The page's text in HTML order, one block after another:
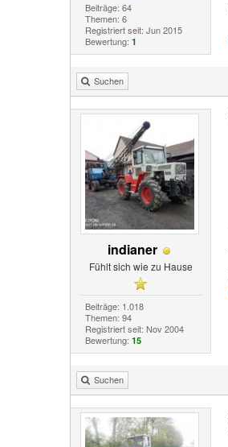
Beiträge: 64
Themen: 6
Registriert seit: Jun 2015
Bewertung: 1
Suchen
indianer
Fühlt sich wie zu Hause
Beiträge: 1.018
Themen: 94
Registriert seit: Nov 2004
Bewertung: 15
Suchen